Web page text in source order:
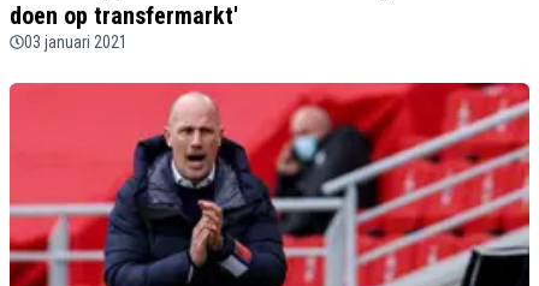
doen op transfermarkt'
03 januari 2021